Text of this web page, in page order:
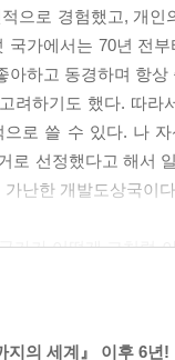
으로 경험했고, 개
국가에서는 70년 전
아하고 동경하며 항
려하기도 했다. 따
로 쓸 수 있다. 나
로 선정했다고 해서
난한 개발도상국이
가가 어떻게 그처럼
적 타협의 결렬이
지의 세계』 이후 6년!